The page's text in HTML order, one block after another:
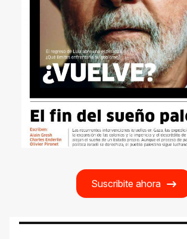
Suscribite ahora